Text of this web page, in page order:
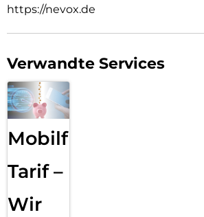
https://nevox.de
Verwandte Services
Mobilfunk
Tarif –
Wir